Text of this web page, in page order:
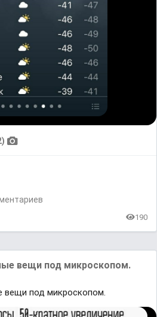
190
вещи под микроскопом.
вещи под микроскопом.